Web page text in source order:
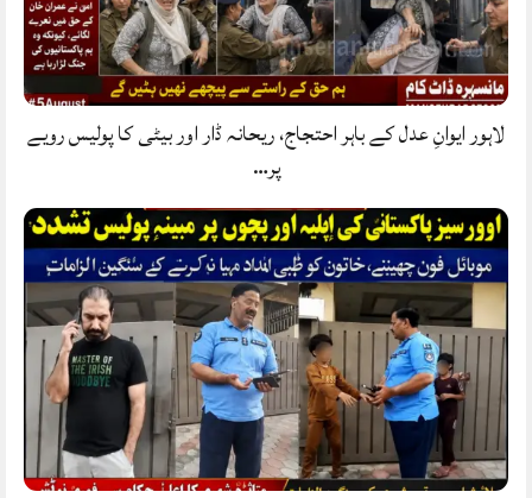
لاہور ایوانِ عدل کے باہر احتجاج، ریحانہ ڈار اور بیٹی کا پولیس رویے
پر…